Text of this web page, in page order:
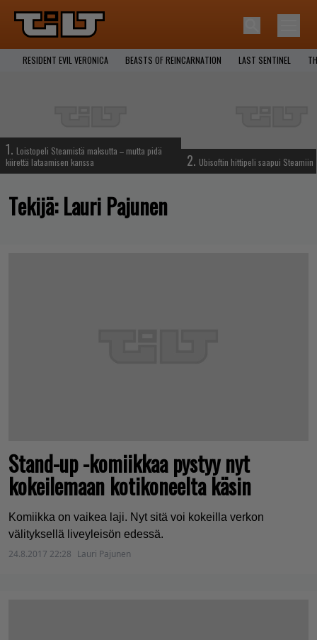
RESIDENT EVIL VERONICA BEASTS OF REINCARNATION LAST SENTINEL
1. Loistopeli Steamistä maksutta – mutta pidä
kiirettä lataamisen kanssa
2. Ubisoftin hittipeli saapui Steamiin
Tekijä:Lauri Pajunen
Stand-up -komiikkaa pystyy nyt
kokeilemaan kotikoneelta käsin
Komiikka on vaikea laji. Nyt sitä voi kokeilla verkon
välityksellä liveyleisön edessä.
24.8.2017 22:28 Lauri Pajunen